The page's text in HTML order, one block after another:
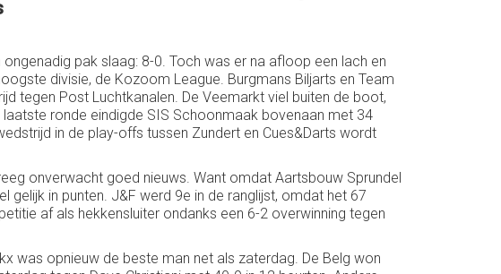
pak slaag: 8-0. Toch was er na afloop een lach en
divisie, de Kozoom League. Burgmans Biljarts en Team
tegen Post Luchtkanalen. De Veemarkt viel buiten de boot,
ronde eindigde SIS Schoonmaak bovenaan met 34
in de play-offs tussen Zundert en Cues&Darts wordt
onverwacht goed nieuws. Want omdat Aartsbouw Sprundel
gelijk in punten. J&F werd 9e in de ranglijst, omdat het 67
af als hekkensluiter ondanks een 6-2 overwinning tegen
was opnieuw de beste man net als zaterdag. De Belg won